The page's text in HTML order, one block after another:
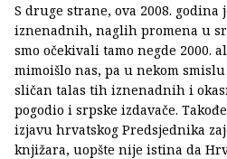
S druge strane, ova 2008. godina
iznenadnih, naglih promena u
smo očekivali tamo negde 2000.
mimoišlo nas, pa u nekom
sličan talas tih iznenadnih i
pogodio i srpske izdavače.
izjavu hrvatskog Predsjednika
knjižara, uopšte nije istina da